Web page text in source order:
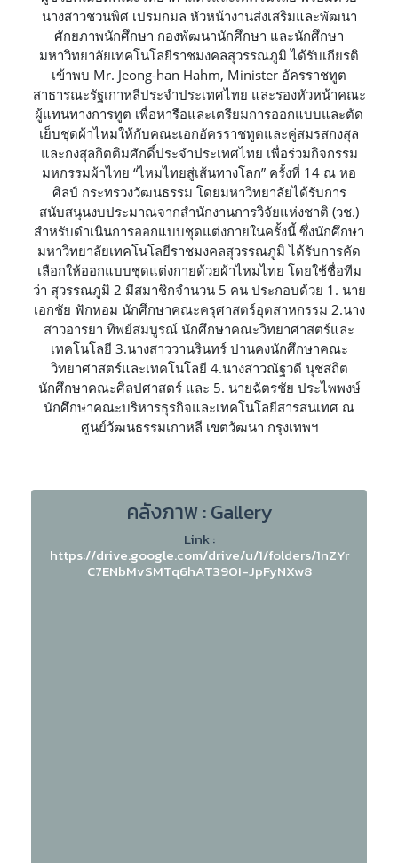
นางสาวชวนพิศ เปรมกมล หัวหน้างานส่งเสริมและพัฒนา
ศักยภาพนักศึกษา กองพัฒนานักศึกษา และนักศึกษา
มหาวิทยาลัยเทคโนโลยีราชมงคลสุวรรณภูมิ ได้รับเกียรติ
เข้าพบ Mr. Jeong-han Hahm, Minister อัครราชทูต
สาธารณะรัฐเกาหลีประจำประเทศไทย และรองหัวหน้าคณะ
ผู้แทนทางการทูต เพื่อหารือและเตรียมการออกแบบและตัด
เย็บชุดผ้าไหมให้กับคณะเอกอัครราชทูตและคู่สมรสกงสุล
และกงสุลกิตติมศักดิ์ประจำประเทศไทย เพื่อร่วมกิจกรรม
มหกรรมผ้าไทย “ไหมไทยสู่เส้นทางโลก” ครั้งที่ 14 ณ หอ
ศิลป์ กระทรวงวัฒนธรรม โดยมหาวิทยาลัยได้รับการ
สนับสนุนงบประมาณจากสำนักงานการวิจัยแห่งชาติ (วช.)
สำหรับดำเนินการออกแบบชุดแต่งกายในครั้งนี้ ซึ่งนักศึกษา
มหาวิทยาลัยเทคโนโลยีราชมงคลสุวรรณภูมิ ได้รับการคัด
เลือกให้ออกแบบชุดแต่งกายด้วยผ้าไหมไทย โดยใช้ชื่อทีม
ว่า สุวรรณภูมิ 2 มีสมาชิกจำนวน 5 คน ประกอบด้วย 1. นาย
เอกชัย ฟักหอม นักศึกษาคณะครุศาสตร์อุตสาหกรรม 2.นาง
สาวอารยา ทิพย์สมบูรณ์ นักศึกษาคณะวิทยาศาสตร์และ
เทคโนโลยี 3.นางสาววานรินทร์ ปานคงนักศึกษาคณะ
วิทยาศาสตร์และเทคโนโลยี 4.นางสาวณัฐวดี นุชสถิต
นักศึกษาคณะศิลปศาสตร์ และ 5. นายฉัตรชัย ประไพพงษ์
นักศึกษาคณะบริหารธุรกิจและเทคโนโลยีสารสนเทศ ณ
ศูนย์วัฒนธรรมเกาหลี เขตวัฒนา กรุงเทพฯ
คลังภาพ : Gallery
Link :
https://drive.google.com/drive/u/1/folders/1nZYr
C7ENbMvSMTq6hAT39OI-JpFyNXw8